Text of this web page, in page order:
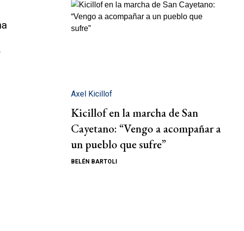
Axel Kicillof
Kicillof en la marcha de San
Cayetano: “Vengo a acompañar a
un pueblo que sufre”
BELÉN BARTOLI